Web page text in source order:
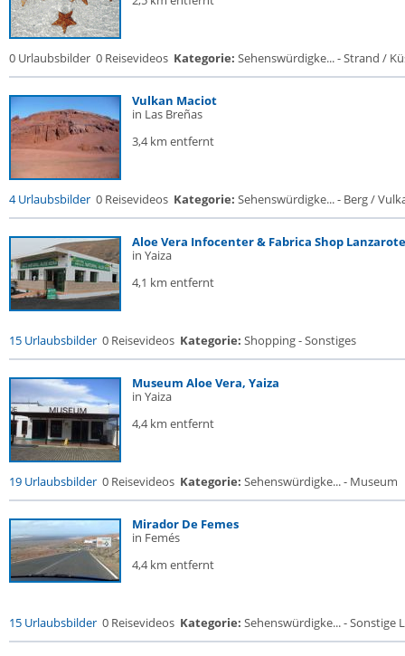
0 Urlaubsbilder 0 Reisevideos Kategorie: Sehenswürdigke... - Strand /
Vulkan Maciot
in Las Breñas
3,4 km entfernt
4 Urlaubsbilder 0 Reisevideos Kategorie: Sehenswürdigke... - Berg /
Aloe Vera Infocenter & Fabrica Shop
in Yaiza
4,1 km entfernt
15 Urlaubsbilder 0 Reisevideos Kategorie: Shopping - Sonstiges
Museum Aloe Vera, Yaiza
in Yaiza
4,4 km entfernt
19 Urlaubsbilder 0 Reisevideos Kategorie: Sehenswürdigke... - Museum
Mirador De Femes
in Femés
4,4 km entfernt
15 Urlaubsbilder 0 Reisevideos Kategorie: Sehenswürdigke... - Sonstige